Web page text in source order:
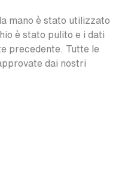
mano è stato utilizzato
è stato pulito e i dati
precedente. Tutte le
dai nostri